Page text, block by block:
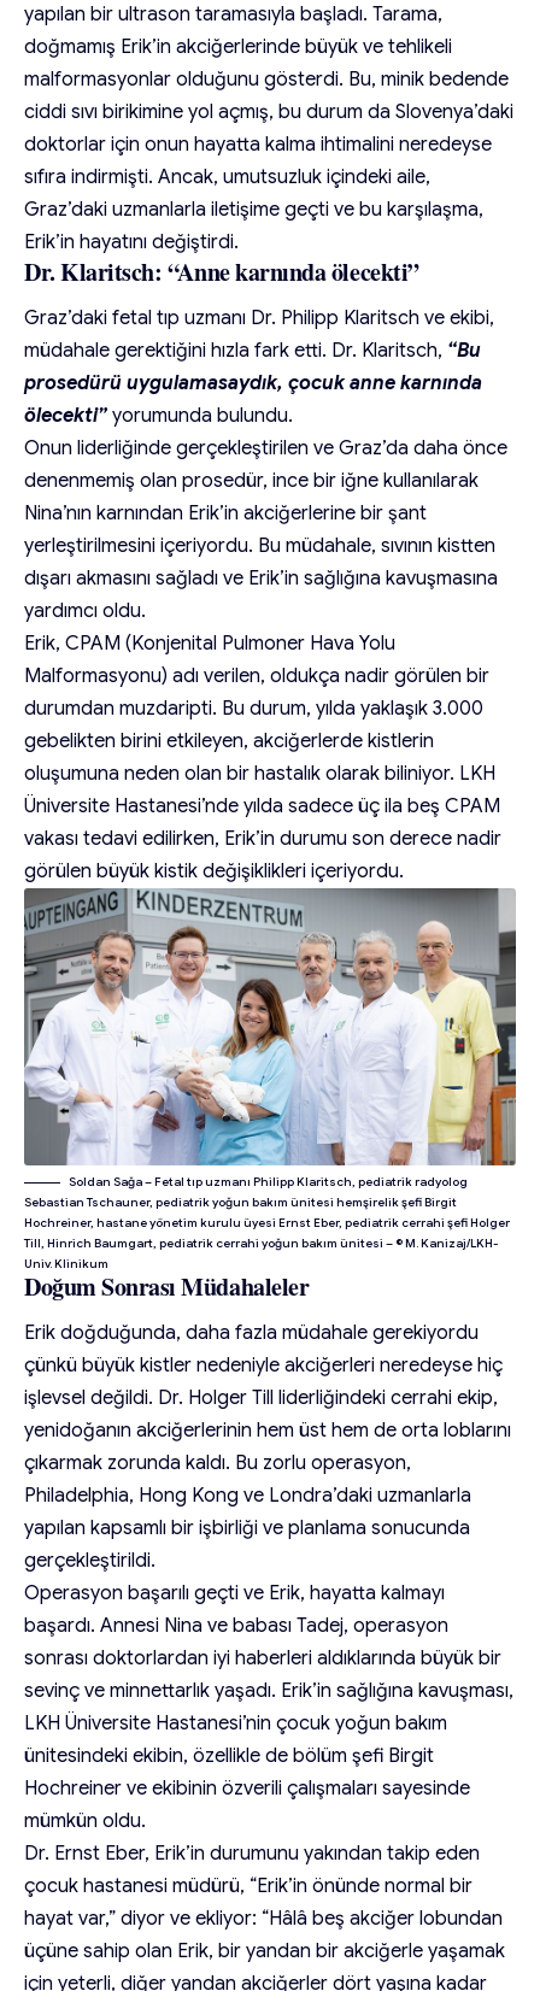
yapılan bir ultrason taramasıyla başladı. Tarama,
doğmamış Erik’in akciğerlerinde büyük ve tehlikeli
malformasyonlar olduğunu gösterdi. Bu, minik bedende
ciddi sıvı birikimine yol açmış, bu durum da Slovenya’daki
doktorlar için onun hayatta kalma ihtimalini neredeyse
sıfıra indirmişti. Ancak, umutsuzluk içindeki aile,
Graz’daki uzmanlarla iletişime geçti ve bu karşılaşma,
Erik’in hayatını değiştirdi.
Dr. Klaritsch: “Anne karnında ölecekti”
Graz’daki fetal tıp uzmanı Dr. Philipp Klaritsch ve ekibi,
müdahale gerektiğini hızla fark etti. Dr. Klaritsch, “Bu
prosedürü uygulamasaydık, çocuk anne karnında
ölecekti” yorumunda bulundu.
Onun liderliğinde gerçekleştirilen ve Graz’da daha önce
denenmemiş olan prosedür, ince bir iğne kullanılarak
Nina’nın karnından Erik’in akciğerlerine bir şant
yerleştirilmesini içeriyordu. Bu müdahale, sıvının kistten
dışarı akmasını sağladı ve Erik’in sağlığına kavuşmasına
yardımcı oldu.
Erik, CPAM (Konjenital Pulmoner Hava Yolu
Malformasyonu) adı verilen, oldukça nadir görülen bir
durumdan muzdaripti. Bu durum, yılda yaklaşık 3.000
gebelikten birini etkileyen, akciğerlerde kistlerin
oluşumuna neden olan bir hastalık olarak biliniyor. LKH
Üniversite Hastanesi’nde yılda sadece üç ila beş CPAM
vakası tedavi edilirken, Erik’in durumu son derece nadir
görülen büyük kistik değişiklikleri içeriyordu.
Soldan Sağa – Fetal tıp uzmanı Philipp Klaritsch, pediatrik radyolog
Sebastian Tschauner, pediatrik yoğun bakım ünitesi hemşirelik şefi Birgit
Hochreiner, hastane yönetim kurulu üyesi Ernst Eber, pediatrik cerrahi şefi Holger
Till, Hinrich Baumgart, pediatrik cerrahi yoğun bakım ünitesi – © M. Kanizaj/LKH-
Univ. Klinikum
Doğum Sonrası Müdahaleler
Erik doğduğunda, daha fazla müdahale gerekiyordu
çünkü büyük kistler nedeniyle akciğerleri neredeyse hiç
işlevsel değildi. Dr. Holger Till liderliğindeki cerrahi ekip,
yenidoğanın akciğerlerinin hem üst hem de orta loblarını
çıkarmak zorunda kaldı. Bu zorlu operasyon,
Philadelphia, Hong Kong ve Londra’daki uzmanlarla
yapılan kapsamlı bir işbirliği ve planlama sonucunda
gerçekleştirildi.
Operasyon başarılı geçti ve Erik, hayatta kalmayı
başardı. Annesi Nina ve babası Tadej, operasyon
sonrası doktorlardan iyi haberleri aldıklarında büyük bir
sevinç ve minnettarlık yaşadı. Erik’in sağlığına kavuşması,
LKH Üniversite Hastanesi’nin çocuk yoğun bakım
ünitesindeki ekibin, özellikle de bölüm şefi Birgit
Hochreiner ve ekibinin özverili çalışmaları sayesinde
mümkün oldu.
Dr. Ernst Eber, Erik’in durumunu yakından takip eden
çocuk hastanesi müdürü, “Erik’in önünde normal bir
hayat var,” diyor ve ekliyor: “Hâlâ beş akciğer lobundan
üçüne sahip olan Erik, bir yandan bir akciğerle yaşamak
için yeterli, diğer yandan akciğerler dört yaşına kadar